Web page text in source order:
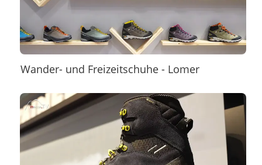
Wander- und Freizeitschuhe - Lomer